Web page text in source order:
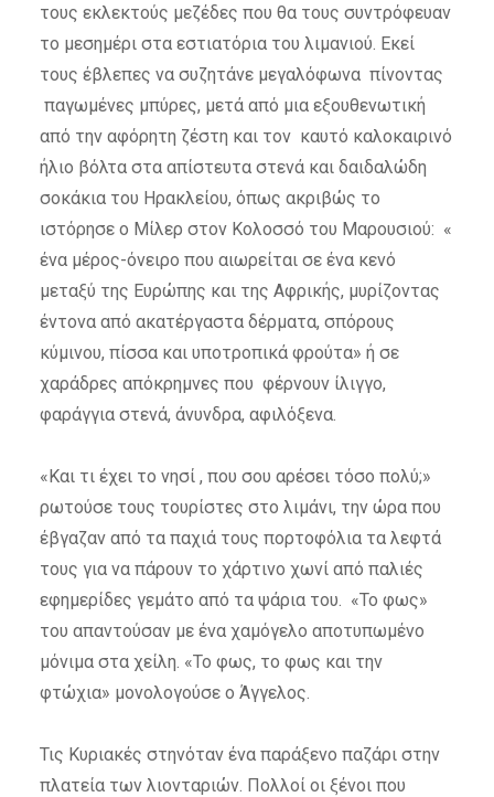
τους εκλεκτούς μεζέδες που θα τους συντρόφευαν
το μεσημέρι στα εστιατόρια του λιμανιού. Εκεί
τους έβλεπες να συζητάνε μεγαλόφωνα πίνοντας
παγωμένες μπύρες, μετά από μια εξουθενωτική
από την αφόρητη ζέστη και τον καυτό καλοκαιρινό
ήλιο βόλτα στα απίστευτα στενά και δαιδαλώδη
σοκάκια του Ηρακλείου, όπως ακριβώς το
ιστόρησε ο Μίλερ στον Κολοσσό του Μαρουσιού: «
ένα μέρος-όνειρο που αιωρείται σε ένα κενό
μεταξύ της Ευρώπης και της Αφρικής, μυρίζοντας
έντονα από ακατέργαστα δέρματα, σπόρους
κύμινου, πίσσα και υποτροπικά φρούτα» ή σε
χαράδρες απόκρημνες που φέρνουν ίλιγγο,
φαράγγια στενά, άνυνδρα, αφιλόξενα.
«Και τι έχει το νησί , που σου αρέσει τόσο πολύ;»
ρωτούσε τους τουρίστες στο λιμάνι, την ώρα που
έβγαζαν από τα παχιά τους πορτοφόλια τα λεφτά
τους για να πάρουν το χάρτινο χωνί από παλιές
εφημερίδες γεμάτο από τα ψάρια του. «Το φως»
του απαντούσαν με ένα χαμόγελο αποτυπωμένο
μόνιμα στα χείλη. «Το φως, το φως και την
φτώχια» μονολογούσε ο Άγγελος.
Τις Κυριακές στηνόταν ένα παράξενο παζάρι στην
πλατεία των λιονταριών. Πολλοί οι ξένοι που